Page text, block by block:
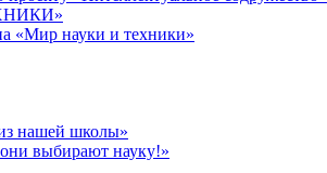
«Мир науки и техники»
нашей школы»
выбирают науку!»